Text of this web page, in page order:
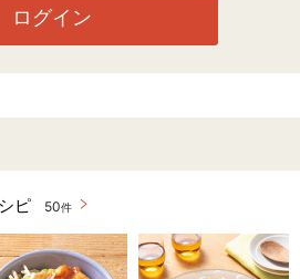
ログイン
ピ 50件